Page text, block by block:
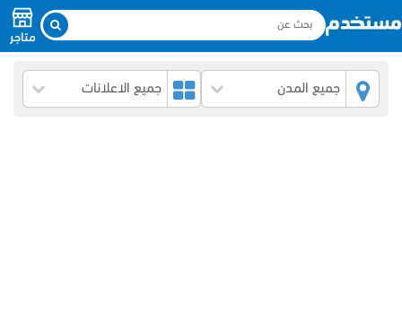
متاجر
جميع المدن جميع الاعلانات